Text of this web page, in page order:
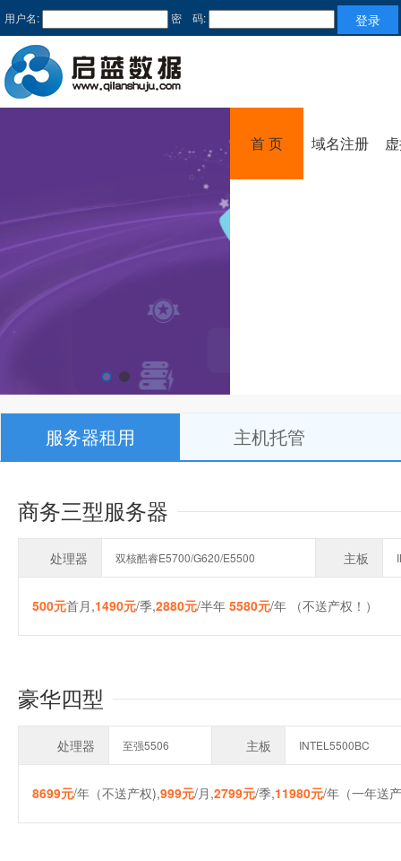
用户名: 密 码:
首 页 域名注册
服务器租用 主机托管
商务三型服务器
处理器 双核酷睿E5700/G620/E5500 主板
500元首月,1490元/季,2880元/半年 5580元/年 （不送产权！）
豪华四型
处理器 至强5506 主板 INTEL5500BC
8699元/年（不送产权),999元/月,2799元/季,11980元/年（一年送